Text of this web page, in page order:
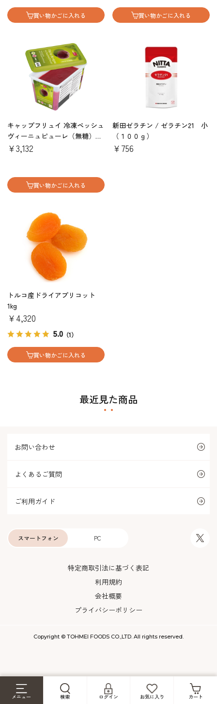
買い物かごに入れる 買い物かごに入れる
キャップフリュイ 冷凍ペッシュ
ヴィーニュピューレ（無糖）
1kg
￥3,132
買い物かごに入れる
新田ゼラチン / ゼラチン21 小
（１００ｇ）
￥756
トルコ産ドライアプリコット
1kg
￥4,320
5.0 （1）
買い物かごに入れる
最近見た商品
お問い合わせ
よくあるご質問
ご利用ガイド
PC
スマートフォン
特定商取引法に基づく表記
利用規約
会社概要
プライバシーポリシー
Copyright © TOHMEI FOODS CO.,LTD. All rights reserved.
メニュー 検索 ログイン お気に入り カート